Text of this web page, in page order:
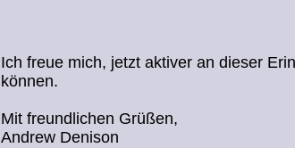
Ich freue mich, jetzt aktiver an dieser
können.
Mit freundlichen Grüßen,
Andrew Denison